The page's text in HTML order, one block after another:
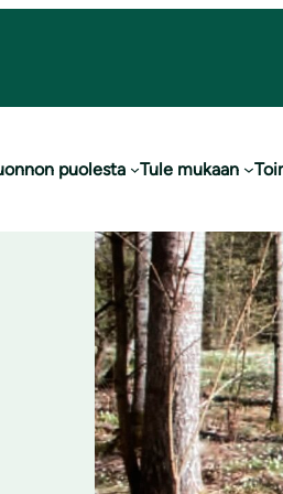
puolesta Tule mukaan